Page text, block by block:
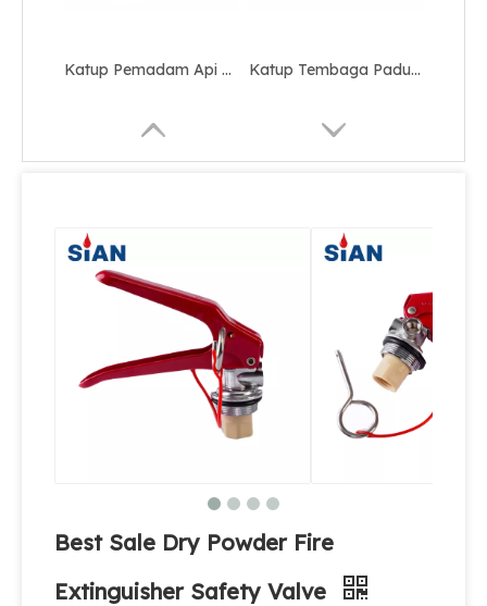
CE Certified Dry Powder Fire Extinguisher Valve Dengan Safety Deivce Dry Powder Pemadam Api Aman Kuningan Fire Valve Katup Paduan Aluminium Berkualitas Tinggi untuk Pemadam Api Serbuk Kering
Katup Aman Pemadam Kebakaran Katup Paduan Tembaga Kuningan Untuk Pemadam Api Serbuk Kering
Best Sale Dry Powder Fire
Extinguisher Safety Valve